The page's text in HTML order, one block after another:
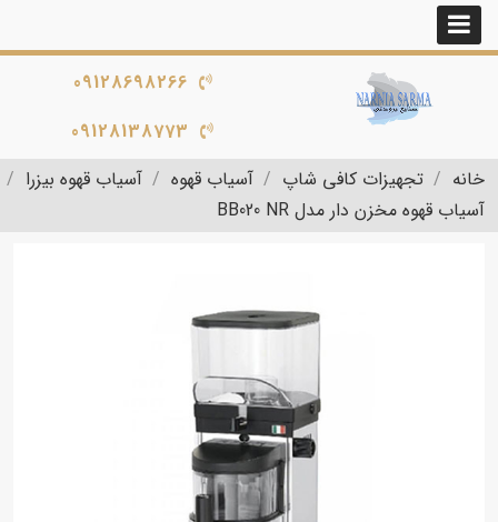
09128698266
09128138773
خانه
تجهیزات کافی شاپ آسیاب قهوه
آسیاب قهوه بیزرا
آسیاب قهوه مخزن دار مدل BB020 NR